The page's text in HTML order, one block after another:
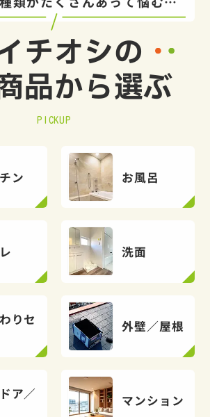
チオシの
品から選ぶ
PICKUP
ン お風呂
洗面
りセ
外壁／屋根
ア／
マンション